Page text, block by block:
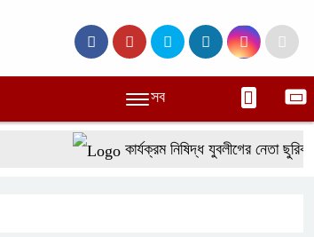
সব
কার্যক্রম নিষিদ্ধ যুবলীগের নেতা